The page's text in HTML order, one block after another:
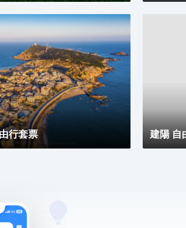
融合美食宛如一場舌尖上的文化盛宴。
美酒的繾綣私語。
行套票 建陽 自